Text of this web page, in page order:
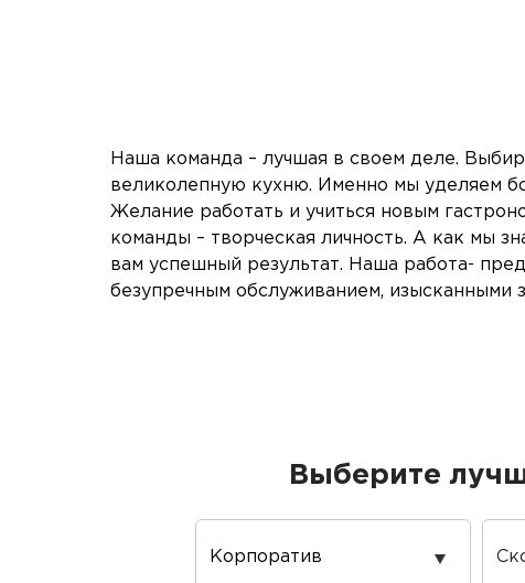
Наша команда – лучшая в своем деле.
великолепную кухню. Именно мы уделяем
Желание работать и учиться новым
команды – творческая личность. А как мы
вам успешный результат. Наша работа-
безупречным обслуживанием, изысканными
Выберите
Повод